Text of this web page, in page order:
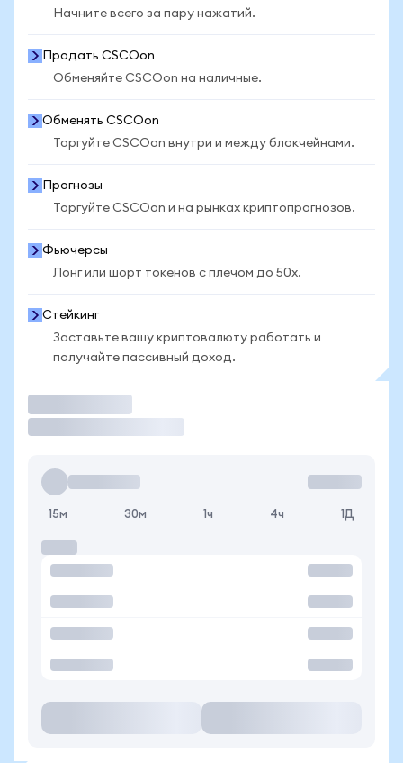
Начните всего за пару нажатий.
Продать CSCOon
Обменяйте CSCOon на наличные.
Обменять CSCOon
Торгуйте CSCOon внутри и между блокчейнами.
Прогнозы
Торгуйте CSCOon и на рынках криптопрогнозов.
Фьючерсы
Лонг или шорт токенов с плечом до 50x.
Стейкинг
Заставьте вашу криптовалюту работать и
получайте пассивный доход.
15м 30м 1ч 4ч 1Д